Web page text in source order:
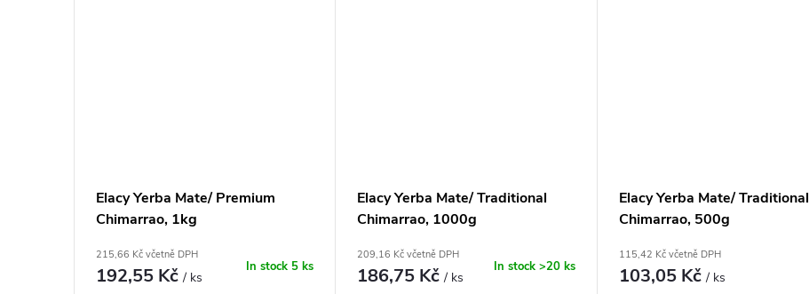
Elacy Yerba Mate/ Premium
Chimarrao, 1kg
215,66 Kč včetně DPH
192,55 Kč/ ks
In stock 5 ks
Elacy Yerba Mate/ Traditional
Chimarrao, 1000g
209,16 Kč včetně DPH
186,75 Kč/ ks
In stock >20 ks
Elacy Yerba Mate/ Traditional
Chimarrao, 500g
115,42 Kč včetně DPH
103,05 Kč/ ks